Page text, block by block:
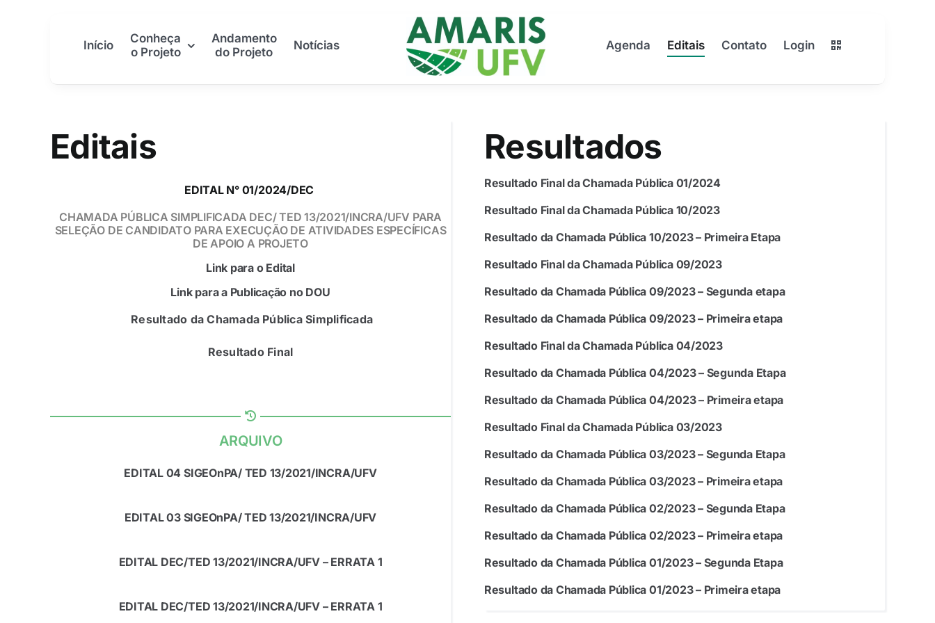
Início
Conheça
o Projeto
Andamento
do Projeto
Notícias Agenda Editais Contato Login
Editais
EDITAL N° 01/2024/DEC
CHAMADA PÚBLICA SIMPLIFICADA DEC/ TED 13/2021/INCRA/UFV PARA
SELEÇÃO DE CANDIDATO PARA EXECUÇÃO DE ATIVIDADES ESPECÍFICAS
DE APOIO A PROJETO
Link para o Edital
Link para a Publicação no DOU
Resultado da Chamada Pública Simplificada
Resultado Final
ARQUIVO
EDITAL 04 SIGEOnPA/ TED 13/2021/INCRA/UFV
EDITAL 03 SIGEOnPA/ TED 13/2021/INCRA/UFV
EDITAL DEC/TED 13/2021/INCRA/UFV – ERRATA 1
EDITAL DEC/TED 13/2021/INCRA/UFV – ERRATA 1
Resultados
Resultado Final da Chamada Pública 01/2024
Resultado Final da Chamada Pública 10/2023
Resultado da Chamada Pública 10/2023 – Primeira Etapa
Resultado Final da Chamada Pública 09/2023
Resultado da Chamada Pública 09/2023 – Segunda etapa
Resultado da Chamada Pública 09/2023 – Primeira etapa
Resultado Final da Chamada Pública 04/2023
Resultado da Chamada Pública 04/2023 – Segunda Etapa
Resultado da Chamada Pública 04/2023 – Primeira etapa
Resultado Final da Chamada Pública 03/2023
Resultado da Chamada Pública 03/2023 – Segunda Etapa
Resultado da Chamada Pública 03/2023 – Primeira etapa
Resultado da Chamada Pública 02/2023 – Segunda Etapa
Resultado da Chamada Pública 02/2023 – Primeira etapa
Resultado da Chamada Pública 01/2023 – Segunda Etapa
Resultado da Chamada Pública 01/2023 – Primeira etapa